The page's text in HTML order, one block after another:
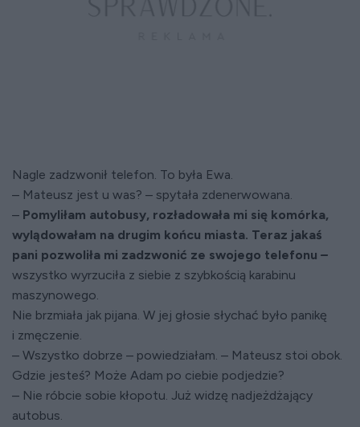
Nagle zadzwonił telefon. To była Ewa.
– Mateusz jest u was? – spytała zdenerwowana.
– Pomyliłam autobusy, rozładowała mi się komórka,
wylądowałam na drugim końcu miasta. Teraz jakaś
pani pozwoliła mi zadzwonić ze swojego telefonu –
wszystko wyrzuciła z siebie z szybkością karabinu
maszynowego.
Nie brzmiała jak pijana. W jej głosie słychać było panikę
i zmęczenie.
– Wszystko dobrze – powiedziałam. – Mateusz stoi obok.
Gdzie jesteś? Może Adam po ciebie podjedzie?
– Nie róbcie sobie kłopotu. Już widzę nadjeżdżający
autobus.